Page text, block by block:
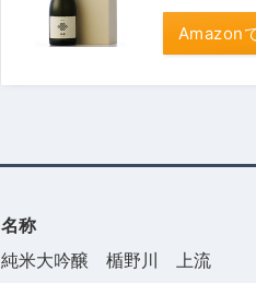
Amazon
名称
純米大吟醸 楯野川 上流